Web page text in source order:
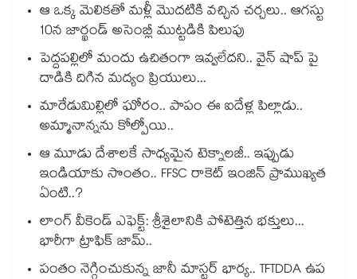
ఆ ఒక్క మెలికతో మళ్లీ మొదటికి వచ్చిన చర్చలు.. ఆగస్టు
10న జార్ఖండ్ అసెంబ్లీ ముట్టడికి పిలుపు
పెద్దపల్లిలో మందు ఉచితంగా ఇవ్వలేదని.. వైన్ షాప్ పై
దాడికి దిగిన మద్యం ప్రియులు...
మారేడుమిల్లిలో ఘోరం.. పాపం ఈ ఐదేళ్ల పిల్లాడు..
అమ్మానాన్నను కోల్పోయి..
ఆ మూడు దేశాలకే సాధ్యమైన టెక్నాలజీ.. ఇప్పుడు
ఇండియాకు సొంతం.. FFSC రాకెట్ ఇంజిన్ ప్రాముఖ్యత
ఏంటి..?
లాంగ్ వీకెండ్ ఎఫెక్ట్: శ్రీశైలానికి పోటెత్తిన భక్తులు...
భారీగా ట్రాఫిక్ జామ్..
పంతం నెగ్గించుకున్న జానీ మాస్టర్ భార్య.. TFTDDA ఉప